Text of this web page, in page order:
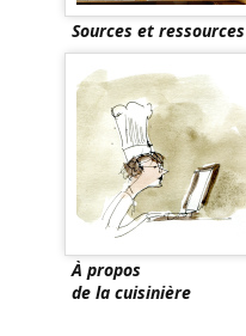
Sources et ressources
À propos
de la cuisinière